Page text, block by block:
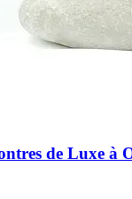
de Luxe à